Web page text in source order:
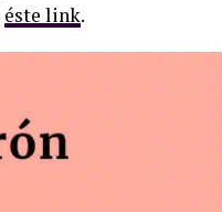
éste link.